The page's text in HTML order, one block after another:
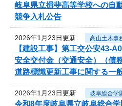
岐阜県立揖斐高等学校への自
競争入札公告
2026年1月23日更新 高山土木事
【建設工事】第工交公安43-
安全交付金（交通安全）（債
道路標識更新工事に関する一
2026年1月23日更新 岐阜総合学
令和8年度岐阜県立岐阜総合